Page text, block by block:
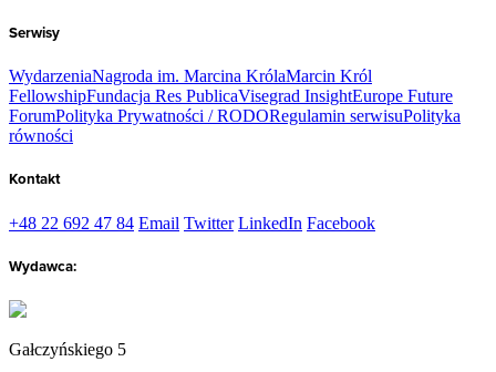
Serwisy
WydarzeniaNagroda im. Marcina KrólaMarcin Król
FellowshipFundacja Res PublicaVisegrad InsightEurope Future
ForumPolityka Prywatności / RODORegulamin serwisuPolityka
równości
Kontakt
+48 22 692 47 84 Email Twitter LinkedIn Facebook
Wydawca:
Gałczyńskiego 5